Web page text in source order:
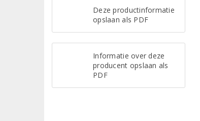
Deze productinformatie
opslaan als PDF
Informatie over deze
producent opslaan als
PDF